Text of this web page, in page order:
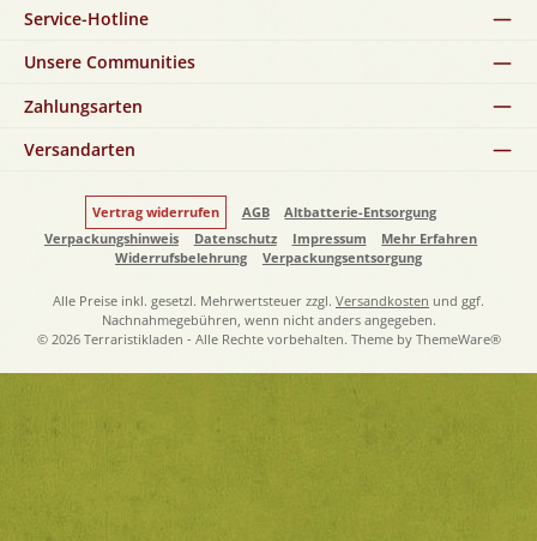
Service-Hotline
Unsere Communities
Zahlungsarten
Versandarten
Vertrag widerrufen AGB
Altbatterie-Entsorgung
Verpackungshinweis
Datenschutz Impressum
Mehr Erfahren
Widerrufsbelehrung
Verpackungsentsorgung
Alle Preise inkl. gesetzl. Mehrwertsteuer zzgl. Versandkosten und ggf.
Nachnahmegebühren, wenn nicht anders angegeben.
© 2026 Terraristikladen - Alle Rechte vorbehalten. Theme by ThemeWare®